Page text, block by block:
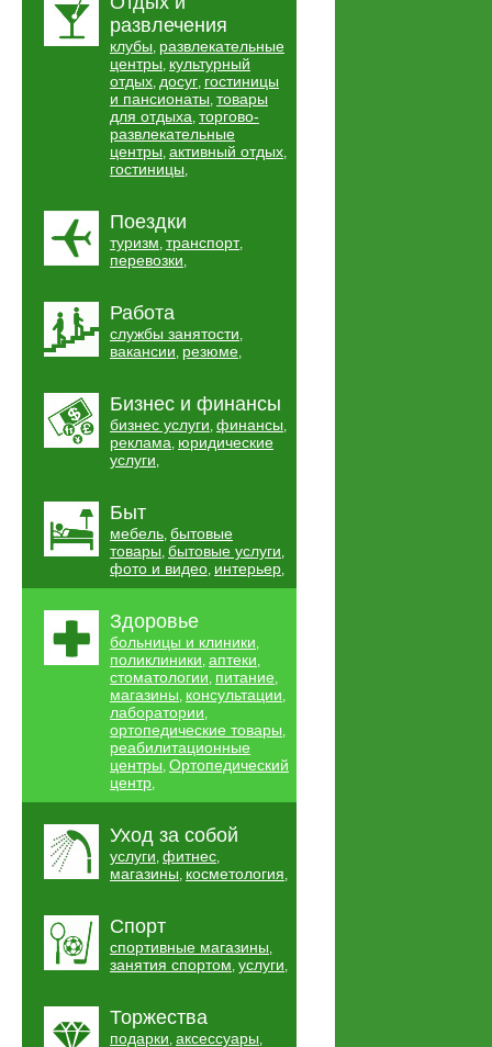
развлечения
клубы, развлекательные
центры, культурный
отдых, досуг, гостиницы
и пансионаты, товары
для отдыха, торгово-
развлекательные
центры, активный отдых,
гостиницы,
Поездки
туризм, транспорт,
перевозки,
Работа
службы занятости,
вакансии, резюме,
Бизнес и финансы
бизнес услуги, финансы,
реклама, юридические
услуги,
Быт
мебель, бытовые
товары, бытовые услуги,
фото и видео, интерьер,
Здоровье
больницы и клиники,
поликлиники, аптеки,
стоматологии, питание,
магазины, консультации,
лаборатории,
ортопедические товары,
реабилитационные
центры, Ортопедический
центр,
Уход за собой
услуги, фитнес,
магазины, косметология,
Спорт
спортивные магазины,
занятия спортом, услуги,
Торжества
подарки, аксессуары,